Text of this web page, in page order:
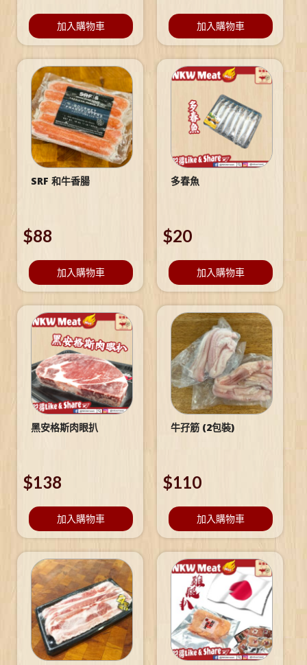
加入購物車 加入購物車
SRF 和牛香腸
$88
加入購物車
多春魚
$20
加入購物車
黑安格斯肉眼扒
$138
加入購物車
牛孖筋 (2包裝)
$110
加入購物車